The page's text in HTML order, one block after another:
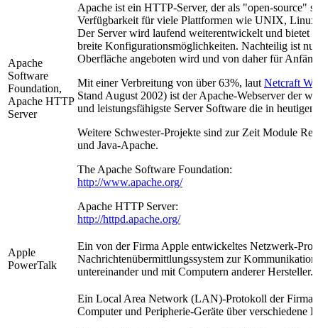
Apache
Software
Foundation,
Apache HTTP
Server
Apache ist ein HTTP-Server, der als "open-source"
Verfügbarkeit für viele Plattformen wie UNIX, Linux
Der Server wird laufend weiterentwickelt und bietet
breite Konfigurationsmöglichkeiten. Nachteilig ist
Oberfläche angeboten wird und von daher für
Mit einer Verbreitung von über 63%, laut Netcraft
Stand August 2002) ist der Apache-Webserver der
und leistungsfähigste Server Software die in
Weitere Schwester-Projekte sind zur Zeit Module
und Java-Apache.
The Apache Software Foundation:
http://www.apache.org/
Apache HTTP Server:
http://httpd.apache.org/
Apple
PowerTalk
Ein von der Firma Apple entwickeltes Netzwerk-
Nachrichtenübermittlungssystem zur
untereinander und mit Computern anderer Hersteller.
Ein Local Area Network (LAN)-Protokoll der Firma
Computer und Peripherie-Geräte über verschiedene